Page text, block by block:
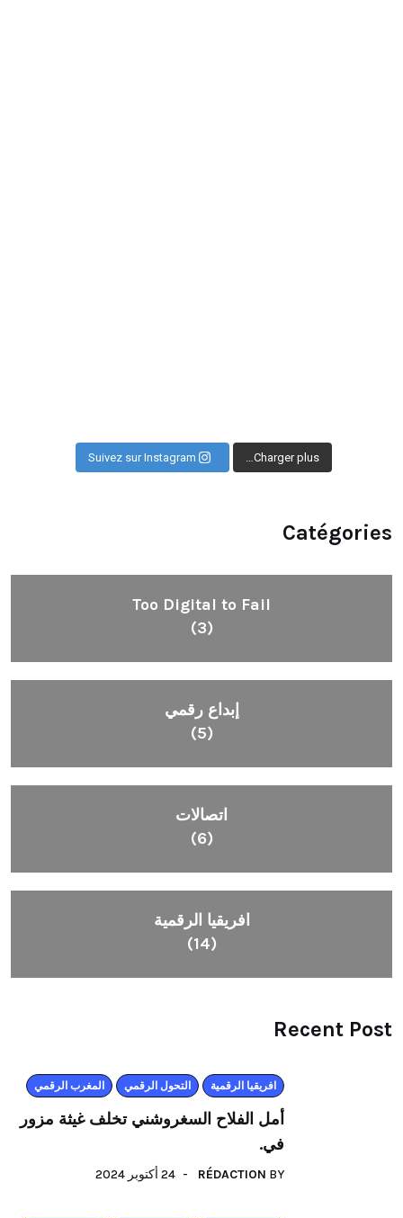
Charger plus…
Suivez sur Instagram
Catégories
Too Digital to Fail
(3)
إبداع رقمي
(5)
اتصالات
(6)
افريقيا الرقمية
(14)
Recent Post
افريقيا الرقمية التحول الرقمي المغرب الرقمي
أمل الفلاح السغروشني تخلف غيثة مزور
في.
BY
RÉDACTION 24 أكتوبر 2024